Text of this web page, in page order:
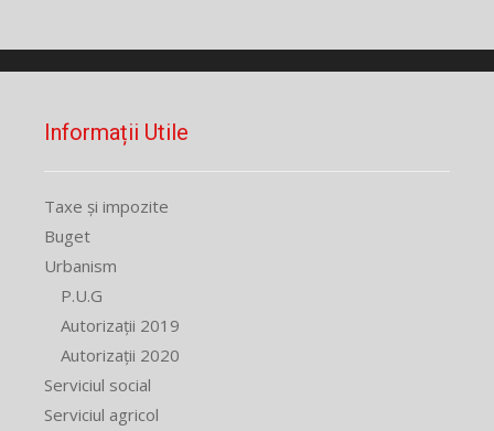
Informații Utile
Taxe și impozite
Buget
Urbanism
P.U.G
Autorizații 2019
Autorizații 2020
Serviciul social
Serviciul agricol